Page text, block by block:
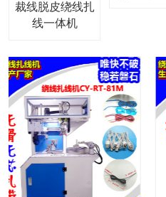
裁线脱皮绕线扎
线一体机